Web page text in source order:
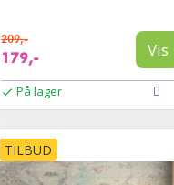
209,-
179,- Vis
På lager
TILBUD